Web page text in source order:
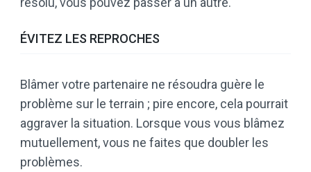
ÉVITEZ LES REPROCHES
Blâmer votre partenaire ne résoudra guère le
problème sur le terrain ; pire encore, cela pourrait
aggraver la situation. Lorsque vous vous blâmez
mutuellement, vous ne faites que doubler les
problèmes.